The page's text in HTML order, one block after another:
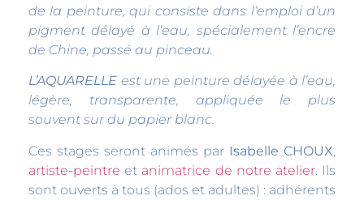
de la peinture, qui consiste dans l’emploi d’un
pigment délayé à l’eau, spécialement l’encre
de Chine, passé au pinceau.
L’AQUARELLE est une peinture délayée à l’eau,
légère, transparente, appliquée le plus
souvent sur du papier blanc.
Ces stages seront animés par Isabelle CHOUX,
artiste-peintre et animatrice de notre atelier. Ils
sont ouverts à tous (ados et adultes) : adhérents